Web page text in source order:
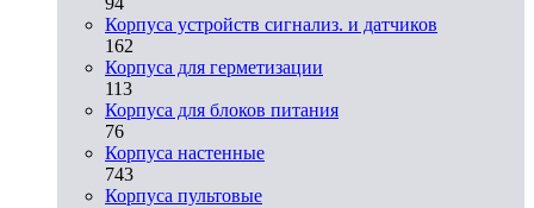
Корпуса устройств сигнализ. и датчиков
162
Корпуса для герметизации
113
Корпуса для блоков питания
76
Корпуса настенные
743
Корпуса пультовые